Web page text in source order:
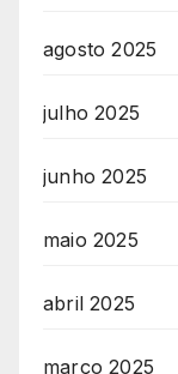
agosto 2025
julho 2025
junho 2025
maio 2025
abril 2025
março 2025